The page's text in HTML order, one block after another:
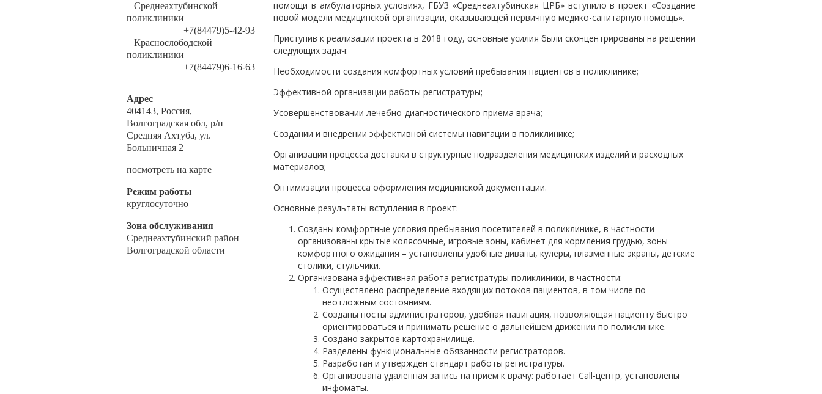
Среднеахтубинской
поликлиники
+7(84479)5-42-93
Краснослободской
поликлиники
+7(84479)6-16-63
Адрес
404143, Россия,
Волгоградская обл, р/п
Средняя Ахтуба, ул.
Больничная 2
посмотреть на карте
Режим работы
круглосуточно
Зона обслуживания
Среднеахтубинский район
Волгоградской области
помощи в амбулаторных условиях, ГБУЗ «Среднеахтубинская ЦРБ» вступило в проект «Создание
новой модели медицинской организации, оказывающей первичную медико-санитарную помощь».
Приступив к реализации проекта в 2018 году, основные усилия были сконцентрированы на решении
следующих задач:
Необходимости создания комфортных условий пребывания пациентов в поликлинике;
Эффективной организации работы регистратуры;
Усовершенствовании лечебно-диагностического приема врача;
Создании и внедрении эффективной системы навигации в поликлинике;
Организации процесса доставки в структурные подразделения медицинских изделий и расходных
материалов;
Оптимизации процесса оформления медицинской документации.
Основные результаты вступления в проект:
Созданы комфортные условия пребывания посетителей в поликлинике, в частности
организованы крытые колясочные, игровые зоны, кабинет для кормления грудью, зоны
комфортного ожидания – установлены удобные диваны, кулеры, плазменные экраны, детские
столики, стульчики.
Организована эффективная работа регистратуры поликлиники, в частности:
Осуществлено распределение входящих потоков пациентов, в том числе по
неотложным состояниям.
Созданы посты администраторов, удобная навигация, позволяющая пациенту быстро
ориентироваться и принимать решение о дальнейшем движении по поликлинике.
Создано закрытое картохранилище.
Разделены функциональные обязанности регистраторов.
Разработан и утвержден стандарт работы регистратуры.
Организована удаленная запись на прием к врачу: работает Call-центр, установлены
инфоматы.